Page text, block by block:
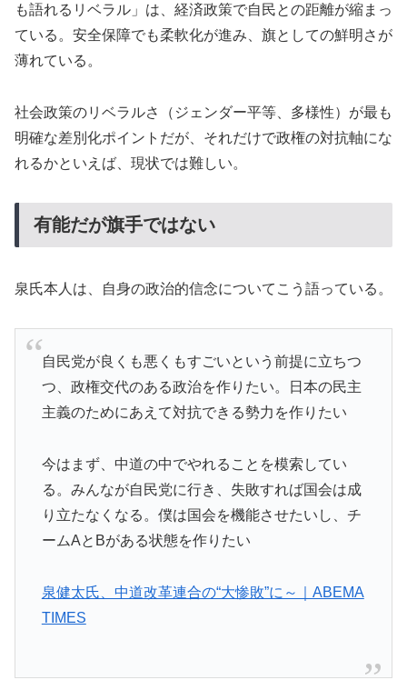
も語れるリベラル」は、経済政策で自民との距離が縮まっ
ている。安全保障でも柔軟化が進み、旗としての鮮明さが
薄れている。
社会政策のリベラルさ（ジェンダー平等、多様性）が最も
明確な差別化ポイントだが、それだけで政権の対抗軸にな
れるかといえば、現状では難しい。
有能だが旗手ではない
泉氏本人は、自身の政治的信念についてこう語っている。
自民党が良くも悪くもすごいという前提に立ちつ
つ、政権交代のある政治を作りたい。日本の民主
主義のためにあえて対抗できる勢力を作りたい
今はまず、中道の中でやれることを模索してい
る。みんなが自民党に行き、失敗すれば国会は成
り立たなくなる。僕は国会を機能させたいし、チ
ームAとBがある状態を作りたい
泉健太氏、中道改革連合の“大惨敗”に～｜ABEMA
TIMES